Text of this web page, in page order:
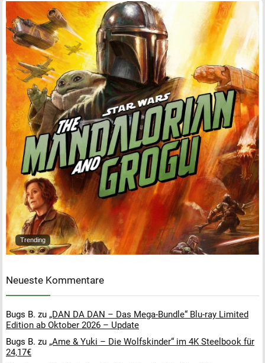
Trending
Neueste Kommentare
Bugs B. zu „DAN DA DAN – Das Mega-Bundle“ Blu-ray Limited
Edition ab Oktober 2026 – Update
Bugs B. zu „Ame & Yuki – Die Wolfskinder“ im 4K Steelbook für
24,17€